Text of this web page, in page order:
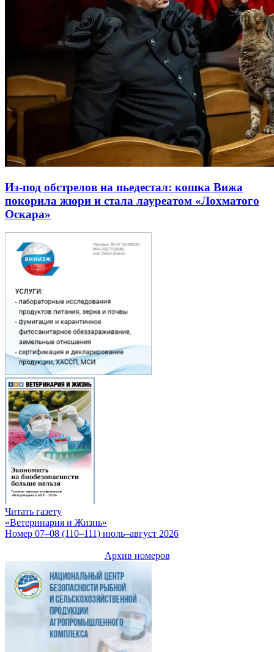
Из-под обстрелов на пьедестал: кошка Вижа
покорила жюри и стала лауреатом «Лохматого
Оскара»
Читать газету
«Ветеринария и Жизнь»
Номер 07–08 (110–111) июль–август 2026
Архив номеров